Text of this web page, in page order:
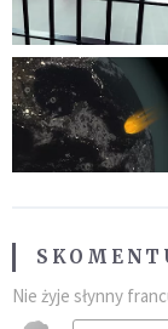
Nie żyje słynny